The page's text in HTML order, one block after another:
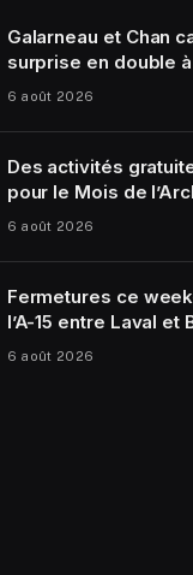
Galarneau et Chan
surprise en double à
6 août 2026
Des activités
pour le Mois de
6 août 2026
Fermetures ce
l’A-15 entre Laval et
6 août 2026